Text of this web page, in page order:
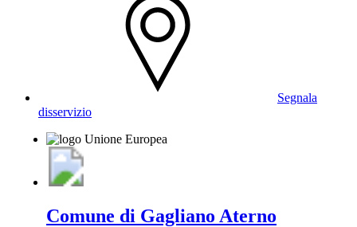
Segnala
disservizio
Comune di Gagliano Aterno